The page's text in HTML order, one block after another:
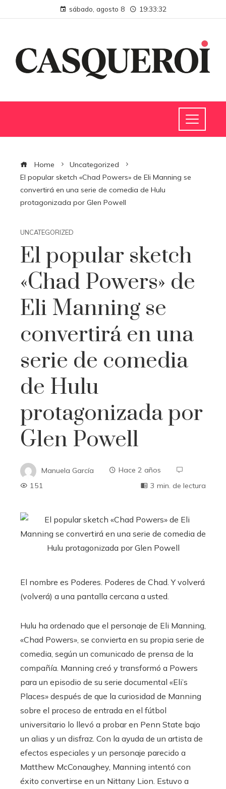
sábado, agosto 8 19:33:33
Home
Uncategorized
El popular sketch «Chad Powers» de Eli Manning se
convertirá en una serie de comedia de Hulu
protagonizada por Glen Powell
UNCATEGORIZED
El popular sketch
«Chad Powers» de
Eli Manning se
convertirá en una
serie de comedia
de Hulu
protagonizada por
Glen Powell
Manuela García
Hace 2 años
151
3 min. de lectura
El nombre es Poderes. Poderes de Chad. Y volverá
(volverá) a una pantalla cercana a usted.
Hulu ha ordenado que el personaje de Eli Manning,
«Chad Powers», se convierta en su propia serie de
comedia, según un comunicado de prensa de la
compañía. Manning creó y transformó a Powers
para un episodio de su serie documental «Eli’s
Places» después de que la curiosidad de Manning
sobre el proceso de entrada en el fútbol
universitario lo llevó a probar en Penn State bajo
un alias y un disfraz. Con la ayuda de un artista de
efectos especiales y un personaje parecido a
Matthew McConaughey, Manning intentó con
éxito convertirse en un Nittany Lion. Estuvo a